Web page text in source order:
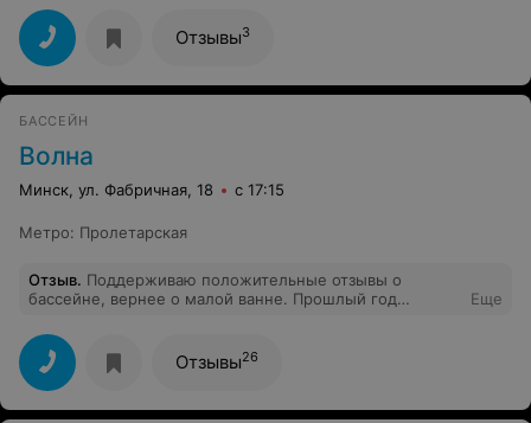
хотя ходили до этого исправно. Ушли в Смену....
СУПЕР!!!!!
Отзывы3
БАССЕЙН
Волна
Минск, ул. Фабричная, 18 с 17:15
Метро: Пролетарская
Отзыв. Поддерживаю положительные отзывы о
бассейне, вернее о малой ванне. Прошлый год
навыки плавания (и тренер знал всех детей по
именам, что бы там ни говорили). В этом году, к
сожалению, к ней не попали, зато будем ходить к
Зухре Равильевне. Надеюсь еще больше повысить
профессионализм! Главное, ваше отношение и к
Еще
Отзывы26